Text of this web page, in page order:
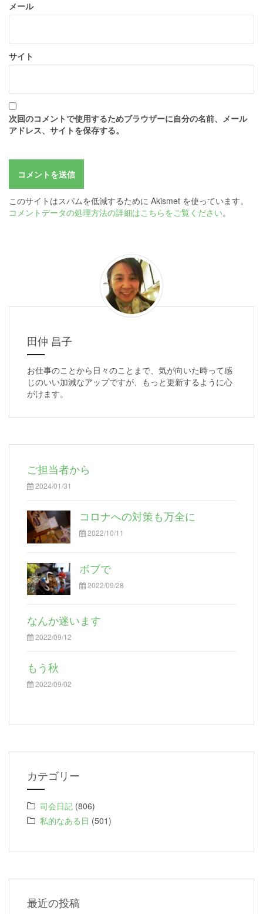
メール
サイト
次回のコメントで使用するためブラウザーに自分の名前、メール
アドレス、サイトを保存する。
このサイトはスパムを低減するために Akismet を使っています。
コメントデータの処理方法の詳細はこちらをご覧ください。
田仲 昌子
お仕事のことから日々のことまで、気が向いた時って感
じのいい加減なアップですが、もっと更新するように心
がけます。
ご担当者から
2024/01/31
コロナへの対策も万全に
2022/10/11
ボブで
2022/09/28
なんか迷います
2022/09/12
もう秋
2022/09/02
カテゴリー
司会日記 (806)
私的なある日 (501)
最近の投稿